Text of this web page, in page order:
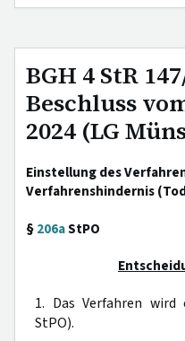
BGH 4 StR
Beschluss
2024 (LG
Einstellung des
Verfahrenshindernis
§206aStPO
1. Das Verfahren
StPO).